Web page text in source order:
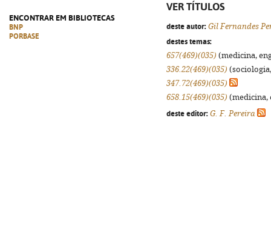
ENCONTRAR EM BIBLIOTECAS
BNP
PORBASE
VER TÍTULOS
deste autor: Gil Fernandes
destes temas:
657(469)(035) (medicina,
336.22(469)(035)
347.72(469)(035)
658.15(469)(035) (medicina,
deste editor: G. F. Pereira